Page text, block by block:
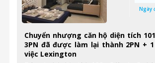
Chuyển nhượng căn hộ diện tích
3PN đã được làm lại thành 2PN +
việc Lexington
Ngày